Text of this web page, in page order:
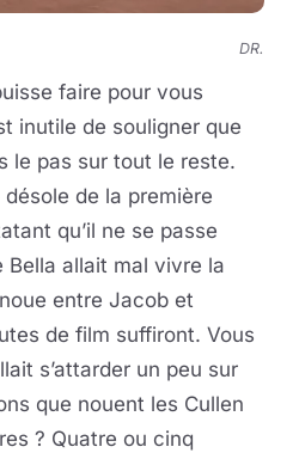
DR.
faire pour vous
inutile de souligner que
le pas sur tout le reste.
de la première
qu’il ne se passe
Bella allait mal vivre la
entre Jacob et
de film suffiront. Vous
s’attarder un peu sur
que nouent les Cullen
? Quatre ou cinq